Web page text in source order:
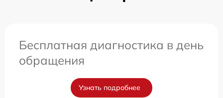
Бесплатная диагностика в день
обращения
Узнать подробнее